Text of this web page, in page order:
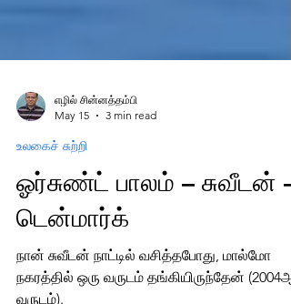
எழில் சின்னத்தம்பி
May 15
உலகைச் சுற்றி
ஓர்சுண்ட் பாலம் – சுவீடன் –
டென்மார்க்
நான் சுவீடன் நாட்டில் வசித்தபோது, மால்மோ